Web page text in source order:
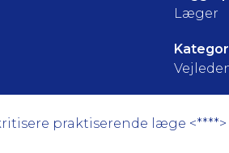
Læger
praktiserende læge <****>